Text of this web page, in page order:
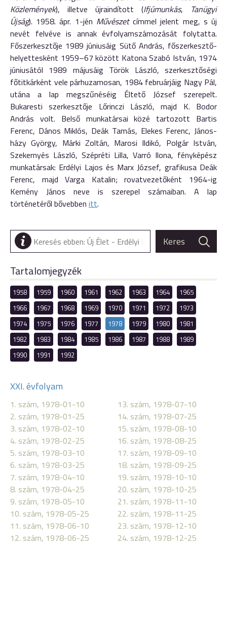
Közlemények), illetve újraindított (Ifjúmunkás, Tanügyi
Újság). 1958. ápr. 1-jén Művészetcímmel jelent meg, s új
nevét felvéve is annak évfolyamszámozását folytatta.
Főszerkesztője 1989 júniusáig Sütő András, főszerkesztő-
helyettesként 1959–67 között Katona Szabó István, 1974
júniusától 1989 májusáig Török László, szerkesztőségi
főtitkárként vele párhuzamosan, 1984 februárjáig Nagy Pál,
utána a lap megszűnéséig Éltető József szerepelt.
Bukaresti szerkesztője Lőrinczi László, majd K. Bodor
András volt. Belső munkatársai közé tartozott Bartis
Ferenc, Dános Miklós, Deák Tamás, Elekes Ferenc, János­
házy György, Márki Zoltán, Marosi Ildikó, Polgár István,
Szekernyés László, Szépréti Lilla, Varró Ilona, fényképész
munkatársak: Erdélyi Lajos és Marx József, grafikusa Deák
Ferenc, majd Varga Katalin; rovatvezetőként 1964-ig
Kemény János neve is szerepel számaiban. A lap
történetéről bővebben itt.
Tartalomjegyzék
1958 1959 1960 1961 1962 1963 1964
1965
1966
1967 1968 1969 1970 1971 1972
1973
1974
1975 1976 1977 1978 1979 1980
1981
1982
1983 1984 1985 1986 1987 1988
1989
1990
1991 1992
XXI. évfolyam
1. szám, 1978-01-10
2. szám, 1978-01-25
3. szám, 1978-02-10
4. szám, 1978-02-25
5. szám, 1978-03-10
6. szám, 1978-03-25
7. szám, 1978-04-10
8. szám, 1978-04-25
9. szám, 1978-05-10
10. szám, 1978-05-25
11. szám, 1978-06-10
12. szám, 1978-06-25
13. szám, 1978-07-10
14. szám, 1978-07-25
15. szám, 1978-08-10
16. szám, 1978-08-25
17. szám, 1978-09-10
18. szám, 1978-09-25
19. szám, 1978-10-10
20. szám, 1978-10-25
21. szám, 1978-11-10
22. szám, 1978-11-25
23. szám, 1978-12-10
24. szám, 1978-12-25